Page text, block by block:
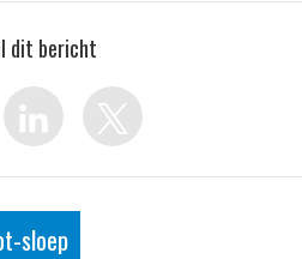
dit bericht
sloep